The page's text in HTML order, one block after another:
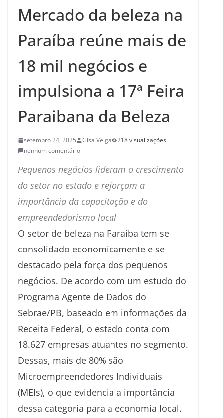
Mercado da beleza na
Paraíba reúne mais de
18 mil negócios e
impulsiona a 17ª Feira
Paraibana da Beleza
setembro 24, 2025 Gisa Veiga
218 visualizações
nenhum comentário
Pequenos negócios lideram o crescimento
do setor no estado e reforçam a
importância da capacitação e do
empreendedorismo local
​O setor de beleza na Paraíba tem se
consolidado economicamente e se
destacado pela força dos pequenos
negócios. De acordo com um estudo do
Programa Agente de Dados do
Sebrae/PB, baseado em informações da
Receita Federal, o estado conta com
18.627 empresas atuantes no segmento.
Dessas, mais de 80% são
Microempreendedores Individuais
(MEIs), o que evidencia a importância
dessa categoria para a economia local.